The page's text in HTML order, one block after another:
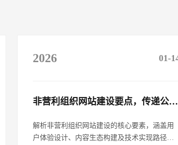
2026 01-
非营利组织网站建设要点，传递公益理念​
解析非营利组织网站建设的核心要素，涵盖用
户体验设计、内容生态构建及技术实现路径。